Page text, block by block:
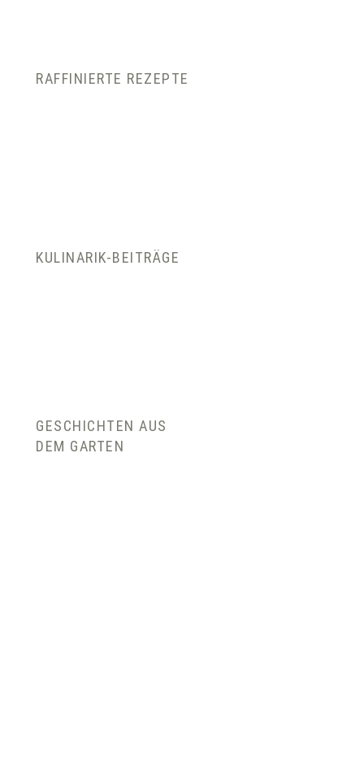
RAFFINIERTE REZEPTE
KULINARIK-BEITRÄGE
GESCHICHTEN AUS
DEM GARTEN